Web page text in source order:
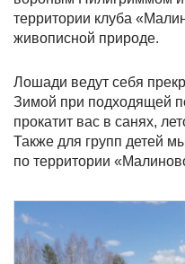
территории клуба
живописной природе.
Лошади ведут себя
Зимой при подходящей
прокатит вас в санях,
Также для групп детей
по территории